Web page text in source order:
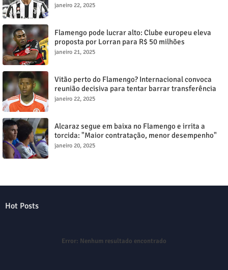
janeiro 22, 2025
Flamengo pode lucrar alto: Clube europeu eleva
proposta por Lorran para R$ 50 milhões
janeiro 21, 2025
Vitão perto do Flamengo? Internacional convoca
reunião decisiva para tentar barrar transferência
milionária
janeiro 22, 2025
Alcaraz segue em baixa no Flamengo e irrita a
torcida: "Maior contratação, menor desempenho"
janeiro 20, 2025
Hot Posts
Error: Nenhum resultado encontrado